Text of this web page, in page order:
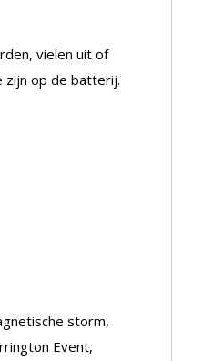
vielen uit of
zijn op de batterij.
storm,
Event,